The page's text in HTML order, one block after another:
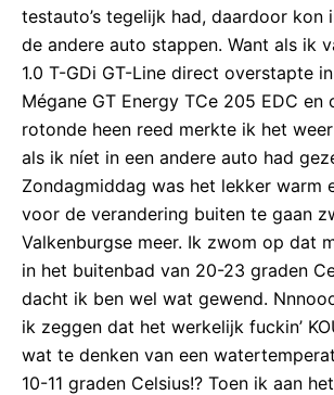
testauto’s tegelijk had, daardoor kon
de andere auto stappen. Want als ik
1.0 T-GDi GT-Line direct overstapte
Mégane GT Energy TCe 205 EDC en
rotonde heen reed merkte ik het
als ik níet in een andere auto had
Zondagmiddag was het lekker warm
voor de verandering buiten te gaan
Valkenburgse meer. Ik zwom op dat
in het buitenbad van 20-23 graden
dacht ik ben wel wat gewend.
ik zeggen dat het werkelijk fuckin’
wat te denken van een
10-11 graden Celsius!? Toen ik aan